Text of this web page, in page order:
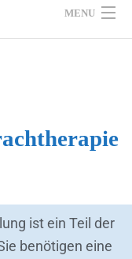
MENU
ist ein Teil der
benötigen eine